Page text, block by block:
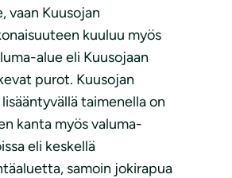
vaan Kuusojan
kuuluu myös
alue eli Kuusojaan
purot. Kuusojan
taimenella on
kanta myös valuma-
eli keskellä
samoin jokirapua